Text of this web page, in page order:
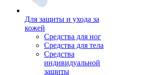
Для защиты и ухода за
кожей
Средства для ног
Средства для тела
Средства
индивидуальной
защиты